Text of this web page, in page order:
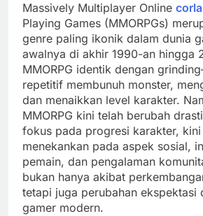
Massively Multiplayer Online
Playing Games (MMORPGs)
genre paling ikonik dalam dunia
awalnya di akhir 1990-an hingga
MMORPG identik dengan
repetitif membunuh monster,
dan menaikkan level karakter.
MMORPG kini telah berubah
fokus pada progresi karakter,
menekankan pada aspek sosial,
pemain, dan pengalaman
bukan hanya akibat
tetapi juga perubahan ekspektasi
gamer modern.